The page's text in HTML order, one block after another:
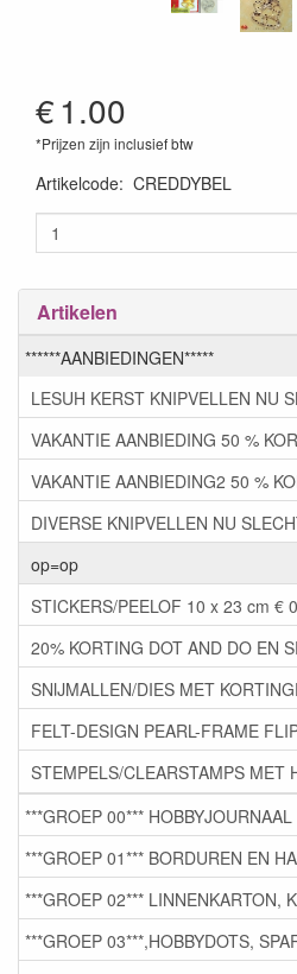
€1.00
*Prijzen zijn inclusief btw
Artikelcode: CREDDYBEL
Artikelen
******AANBIEDINGEN*****
LESUH KERST KNIPVELLEN NU
VAKANTIE AANBIEDING 50 %
VAKANTIE AANBIEDING2 50 %
DIVERSE KNIPVELLEN NU
op=op
STICKERS/PEELOF 10 x 23 cm €
20% KORTING DOT AND DO EN
SNIJMALLEN/DIES MET
FELT-DESIGN PEARL-FRAME
STEMPELS/CLEARSTAMPS MET
***GROEP 00***
***GROEP 01*** BORDUREN EN
***GROEP 02*** LINNENKARTON,
***GROEP 03***,HOBBYDOTS,